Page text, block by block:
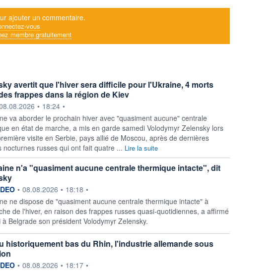
ajouter un commentaire.
vous
membre gratuitement
avertit que l'hiver sera difficile pour l'Ukraine, 4 morts
frappes dans la région de Kiev
fournie par
• 18:24 •
va aborder le prochain hiver avec "quasiment aucune" centrale
en état de marche, a mis en garde samedi Volodymyr Zelensky lors
visite en Serbie, pays allié de Moscou, après de dernières
nocturnes russes qui ont fait quatre ... Lire la suite
n'a "quasiment aucune centrale thermique intacte", dit
fournie par
• 08.08.2026 • 18:18 •
ne dispose de "quasiment aucune centrale thermique intacte" à
de l'hiver, en raison des frappes russes quasi-quotidiennes, a affirmé
à Belgrade son président Volodymyr Zelensky.
historiquement bas du Rhin, l'industrie allemande sous
fournie par
• 08.08.2026 • 18:17 •